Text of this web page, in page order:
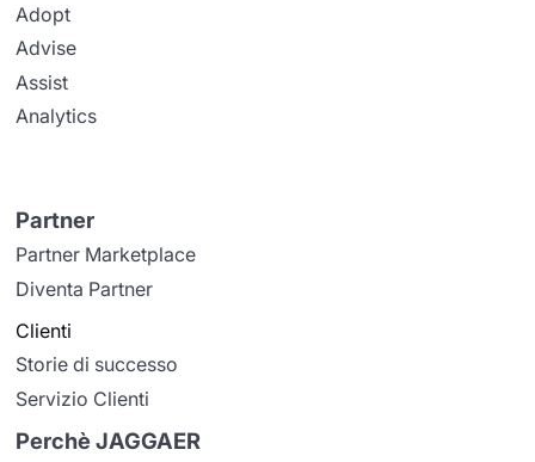
Adopt
Advise
Assist
Analytics
Partner
Partner Marketplace
Diventa Partner
Clienti
Storie di successo
Servizio Clienti
Perchè JAGGAER